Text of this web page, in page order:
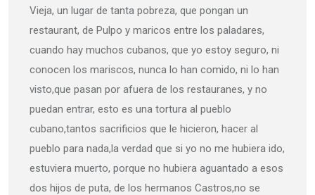
Vieja, un lugar de tanta pobreza, que pongan un
restaurant, de Pulpo y maricos entre los paladares,
cuando hay muchos cubanos, que yo estoy seguro, ni
conocen los mariscos, nunca lo han comido, ni lo han
visto,que pasan por afuera de los restauranes, y no
puedan entrar, esto es una tortura al pueblo
cubano,tantos sacrificios que le hicieron, hacer al
pueblo para nada,la verdad que si yo no me hubiera ido,
estuviera muerto, porque no hubiera aguantado a esos
dos hijos de puta, de los hermanos Castros,no se